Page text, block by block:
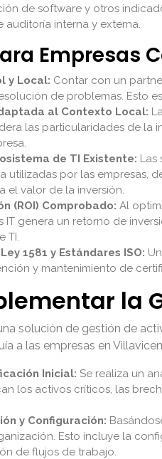
de software y otros
auditoría interna y externa.
Empresas
y Local: Contar con un
de problemas. Esto
al Contexto Local:
las particularidades de la
de TI Existente: Las
utilizadas por las empresas,
el valor de la inversión.
(ROI) Comprobado: Al
IT genera un retorno de
TI.
1581 y Estándares ISO:
y mantenimiento de
la
solución de gestión de
a las empresas en
Inicial: Se realiza un
los activos críticos, las
y Configuración:
Esto incluye la
de flujos de trabajo.